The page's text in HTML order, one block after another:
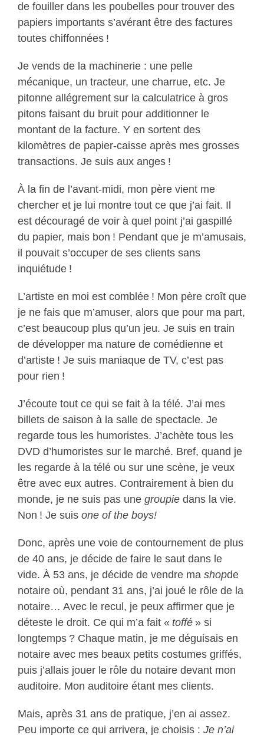
de fouiller dans les poubelles pour trouver des
papiers importants s’avérant être des factures
toutes chiffonnées !
Je vends de la machinerie : une pelle
mécanique, un tracteur, une charrue, etc. Je
pitonne allégrement sur la calculatrice à gros
pitons faisant du bruit pour additionner le
montant de la facture. Y en sortent des
kilomètres de papier-caisse après mes grosses
transactions. Je suis aux anges !
À la fin de l’avant-midi, mon père vient me
chercher et je lui montre tout ce que j’ai fait. Il
est découragé de voir à quel point j’ai gaspillé
du papier, mais bon ! Pendant que je m’amusais,
il pouvait s’occuper de ses clients sans
inquiétude !
L’artiste en moi est comblée ! Mon père croît que
je ne fais que m’amuser, alors que pour ma part,
c’est beaucoup plus qu’un jeu. Je suis en train
de développer ma nature de comédienne et
d’artiste ! Je suis maniaque de TV, c’est pas
pour rien !
J’écoute tout ce qui se fait à la télé. J’ai mes
billets de saison à la salle de spectacle. Je
regarde tous les humoristes. J’achète tous les
DVD d’humoristes sur le marché. Bref, quand je
les regarde à la télé ou sur une scène, je veux
être avec eux autres. Contrairement à bien du
monde, je ne suis pas une groupie dans la vie.
Non ! Je suis one of the boys!
Donc, après une voie de contournement de plus
de 40 ans, je décide de faire le saut dans le
vide. À 53 ans, je décide de vendre ma shopde
notaire où, pendant 31 ans, j’ai joué le rôle de la
notaire… Avec le recul, je peux affirmer que je
déteste le droit. Ce qui m’a fait « toffé » si
longtemps ? Chaque matin, je me déguisais en
notaire avec mes beaux petits costumes griffés,
puis j’allais jouer le rôle du notaire devant mon
auditoire. Mon auditoire étant mes clients.
Mais, après 31 ans de pratique, j’en ai assez.
Peu importe ce qui arrivera, je choisis : Je n’ai